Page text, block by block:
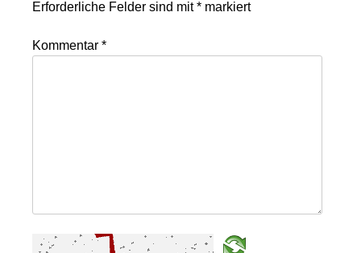
Erforderliche Felder sind mit* markiert
Kommentar*